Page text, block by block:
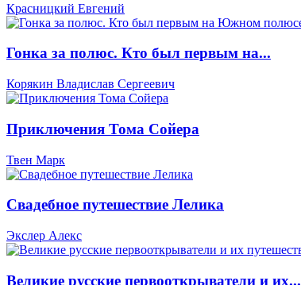
Красницкий Евгений
Гонка за полюс. Кто был первым на...
Корякин Владислав Сергеевич
Приключения Тома Сойера
Твен Марк
Свадебное путешествие Лелика
Экслер Алекс
Великие русские первооткрыватели и их...